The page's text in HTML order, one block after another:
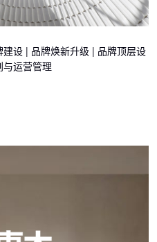
设 | 品牌焕新升级 | 品牌顶层设
运营管理